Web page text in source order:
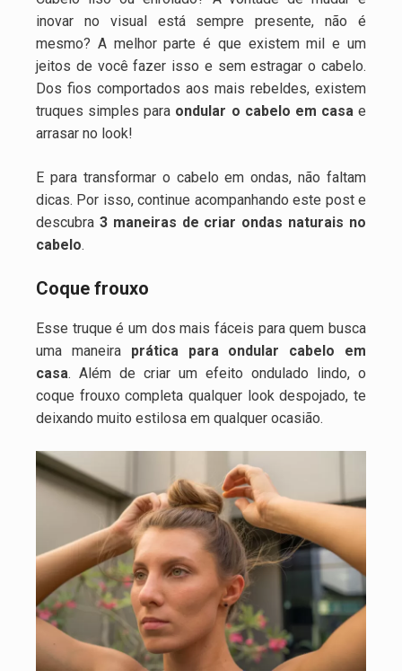
inovar no visual está sempre presente, não é
mesmo? A melhor parte é que existem mil e um
jeitos de você fazer isso e sem estragar o cabelo.
Dos fios comportados aos mais rebeldes, existem
truques simples para ondular o cabelo em casa e
arrasar no look!
E para transformar o cabelo em ondas, não faltam
dicas. Por isso, continue acompanhando este post e
descubra 3 maneiras de criar ondas naturais no
cabelo.
Coque frouxo
Esse truque é um dos mais fáceis para quem busca
uma maneira prática para ondular cabelo em
casa. Além de criar um efeito ondulado lindo, o
coque frouxo completa qualquer look despojado, te
deixando muito estilosa em qualquer ocasião.